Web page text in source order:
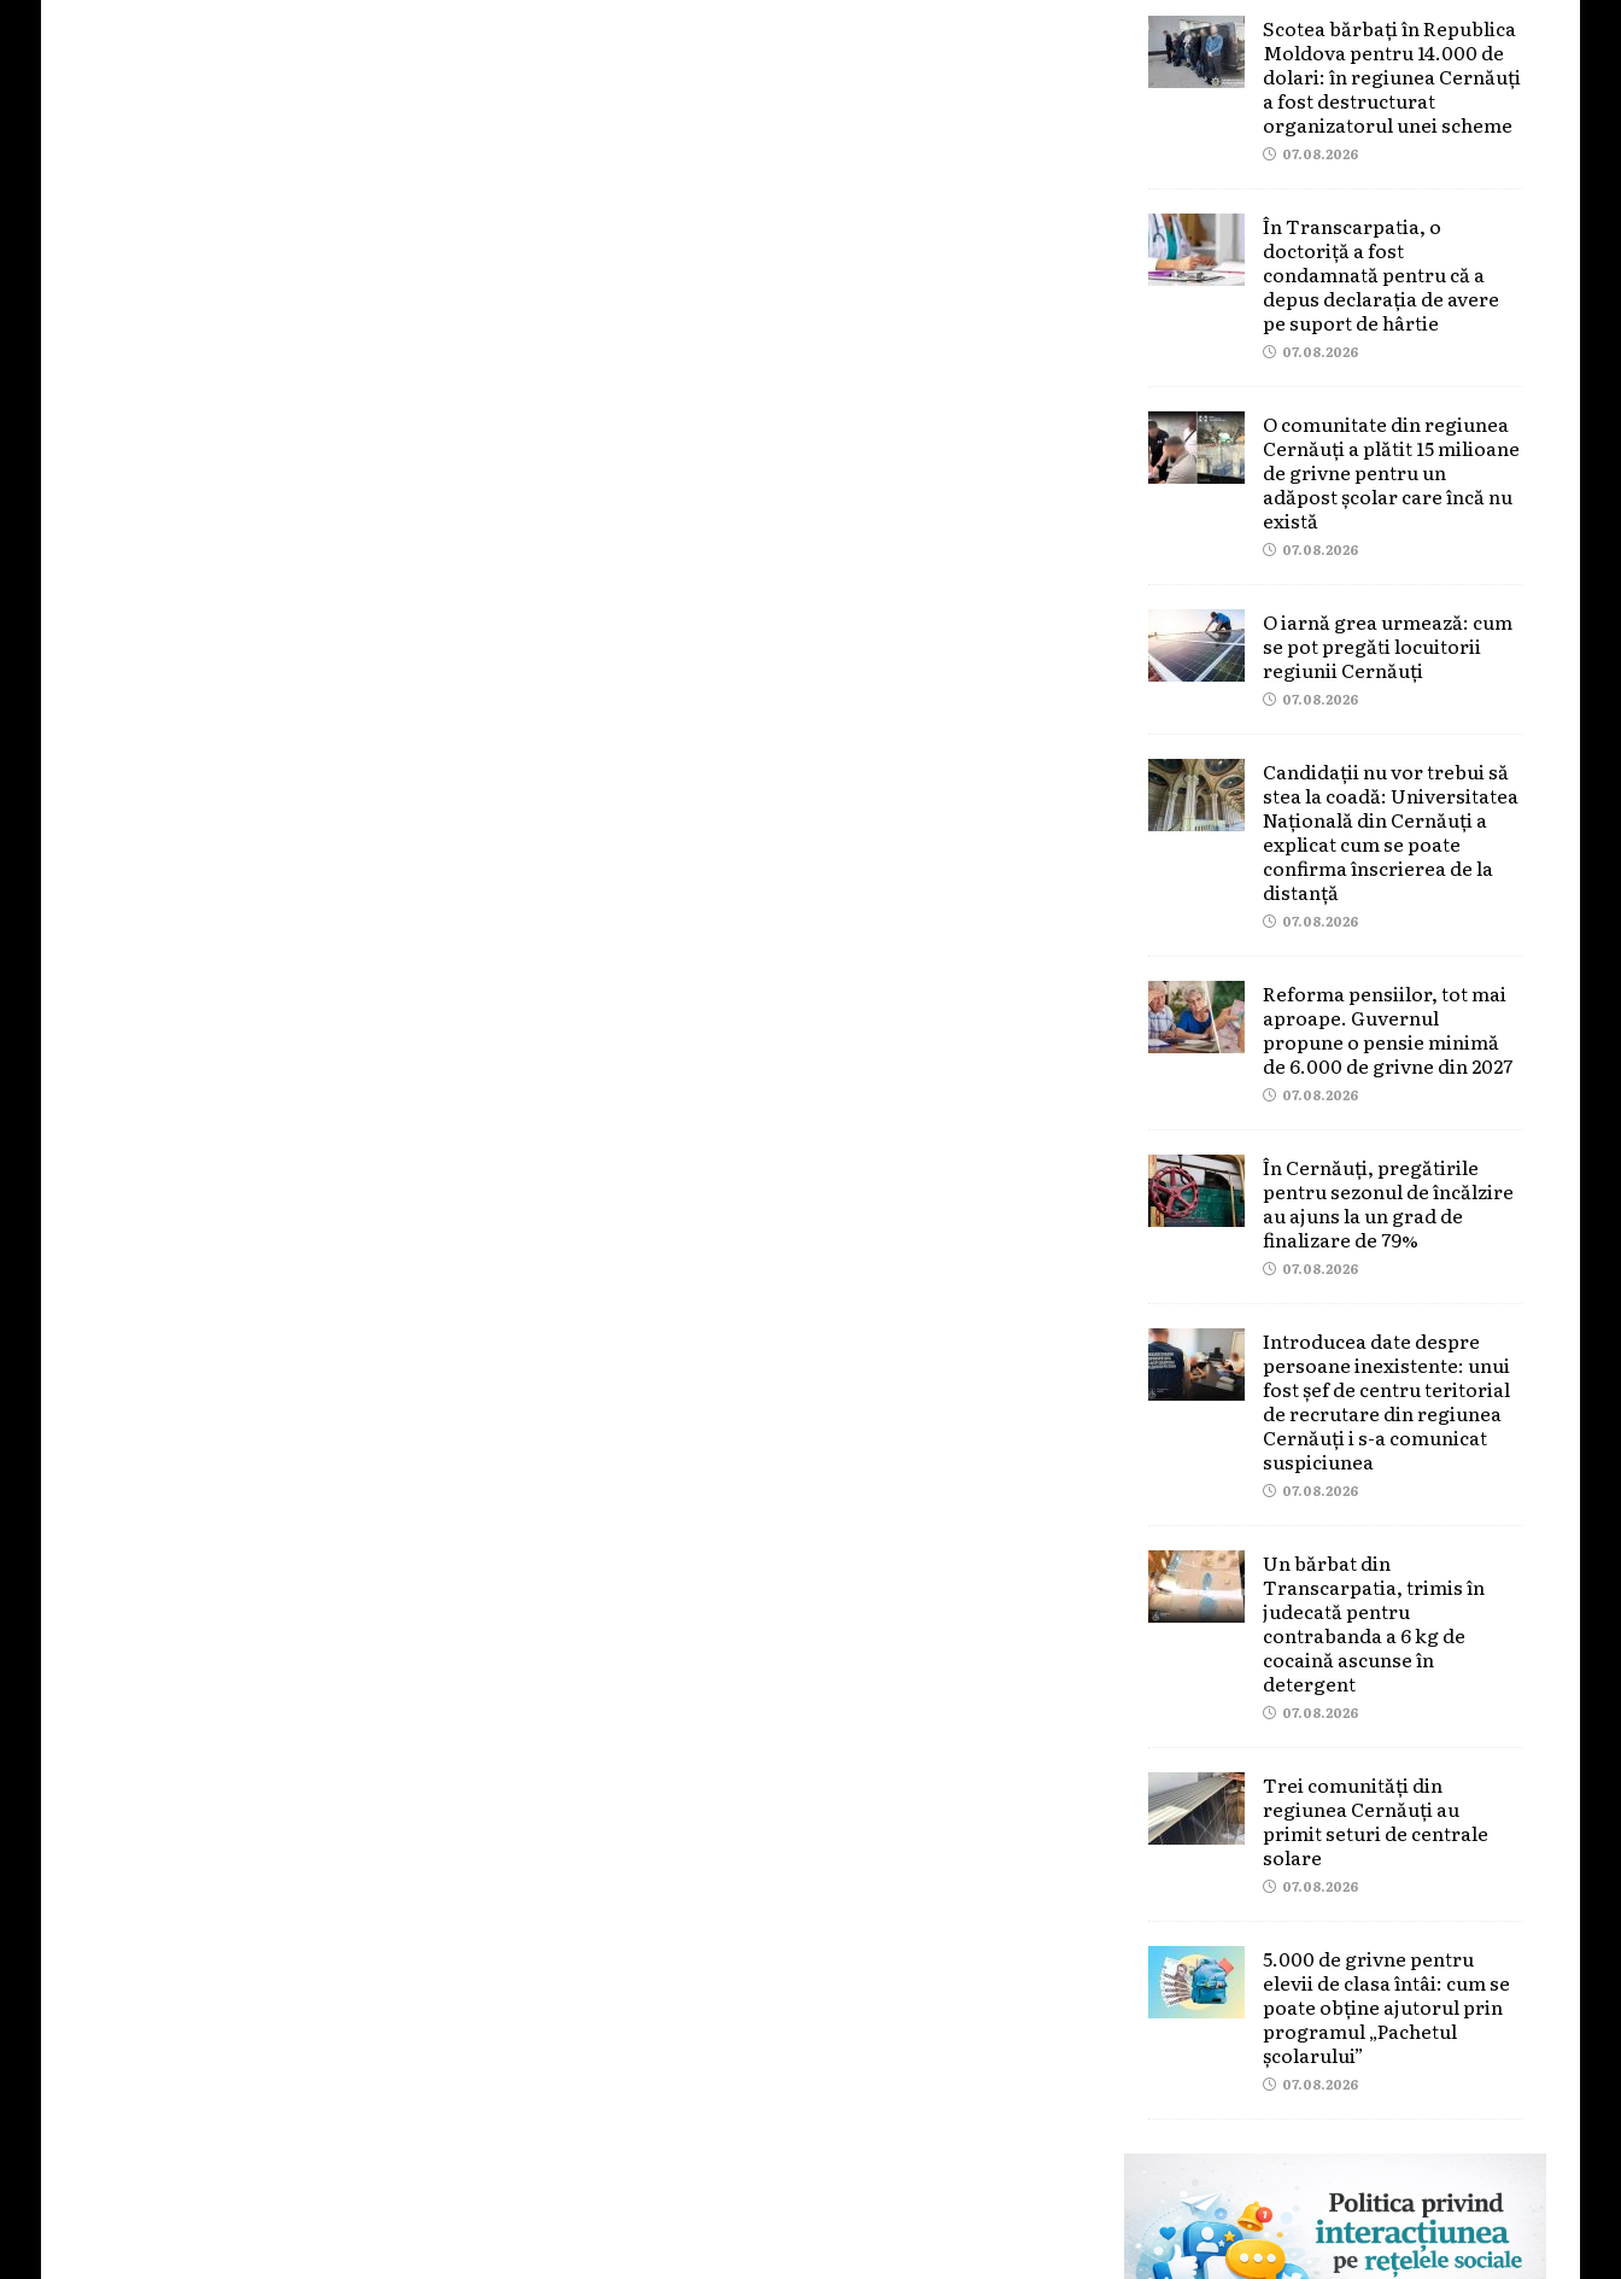
Scotea bărbați în Republica
Moldova pentru 14.000 de
dolari: în regiunea Cernăuți
a fost destructurat
organizatorul unei scheme
07.08.2026
În Transcarpatia, o
doctoriță a fost
condamnată pentru că a
depus declarația de avere
pe suport de hârtie
07.08.2026
O comunitate din regiunea
Cernăuți a plătit 15 milioane
de grivne pentru un
adăpost școlar care încă nu
există
07.08.2026
O iarnă grea urmează: cum
se pot pregăti locuitorii
regiunii Cernăuți
07.08.2026
Candidații nu vor trebui să
stea la coadă: Universitatea
Națională din Cernăuți a
explicat cum se poate
confirma înscrierea de la
distanță
07.08.2026
Reforma pensiilor, tot mai
aproape. Guvernul
propune o pensie minimă
de 6.000 de grivne din 2027
07.08.2026
În Cernăuți, pregătirile
pentru sezonul de încălzire
au ajuns la un grad de
finalizare de 79%
07.08.2026
Introducea date despre
persoane inexistente: unui
fost șef de centru teritorial
de recrutare din regiunea
Cernăuți i s-a comunicat
suspiciunea
07.08.2026
Un bărbat din
Transcarpatia, trimis în
judecată pentru
contrabanda a 6 kg de
cocaină ascunse în
detergent
07.08.2026
Trei comunități din
regiunea Cernăuți au
primit seturi de centrale
solare
07.08.2026
5.000 de grivne pentru
elevii de clasa întâi: cum se
poate obține ajutorul prin
programul „Pachetul
școlarului”
07.08.2026